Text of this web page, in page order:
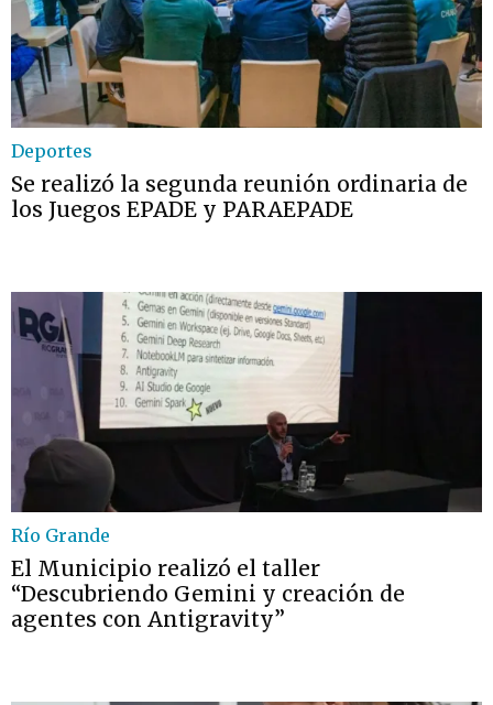
Deportes
Se realizó la segunda reunión ordinaria de
los Juegos EPADE y PARAEPADE
Río Grande
El Municipio realizó el taller
“Descubriendo Gemini y creación de
agentes con Antigravity”